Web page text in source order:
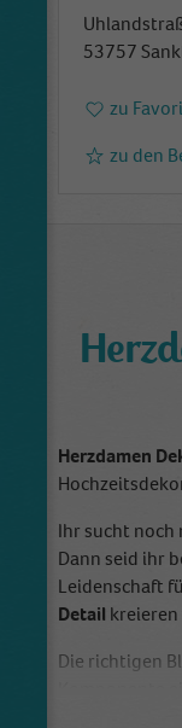
53757
zu
zu den
Herzdamen
Ihr sucht noch
Dann seid ihr
Leidenschaft
Detail kreieren
Die richtigen
zauberhaften